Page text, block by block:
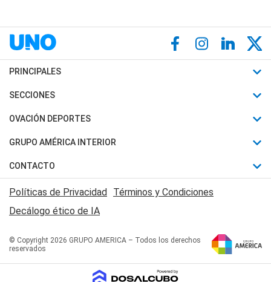
PRINCIPALES
Últimas Noticias
Política
Judiciales
Economia
SECCIONES
Horóscopo
Motores
Trucos caseros
Series y Películas
Edictos y Solicitadas
OVACIÓN DEPORTES
Fútbol
Mundial
Automovilismo
Rugby
Básquet
GRUPO AMÉRICA INTERIOR
Canal 7 en Vivo
San Juan 8
CONTACTO
Acerca de Nosotros
Contactanos
Políticas de Privacidad Términos y Condiciones
Decálogo ético de IA
© Copyright 2026 GRUPO AMERICA – Todos los derechos
reservados